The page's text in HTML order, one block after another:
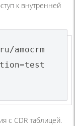
к внутренней
amocrm
с CDR таблицей.